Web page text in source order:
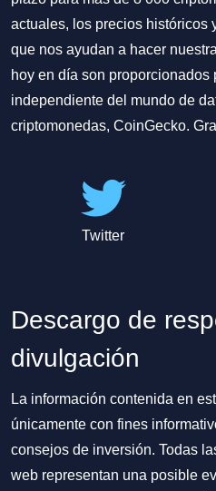
actuales, los precios históricos
que nos ayudan a hacer
hoy en día son proporcionados
independiente del mundo de
criptomonedas, CoinGecko.
Twitter
Descargo de
divulgación
La información contenida en
únicamente con fines
consejos de inversión. Todas
web representan una posible